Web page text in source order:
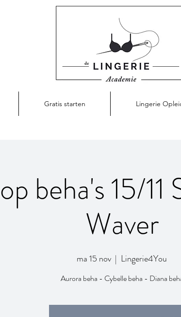
Gratis starten Lingerie
beha's 15/
Waver
ma 15 nov
  |
Lingerie4You
Aurora beha - Cybelle beha - Diana